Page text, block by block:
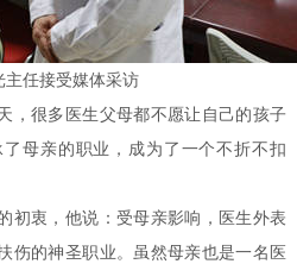
任接受媒体采访
很多医生父母都不愿让自己的孩子
母亲的职业，成为了一个不折不扣
衷，他说：受母亲影响，医生外表
伤的神圣职业。虽然母亲也是一名医